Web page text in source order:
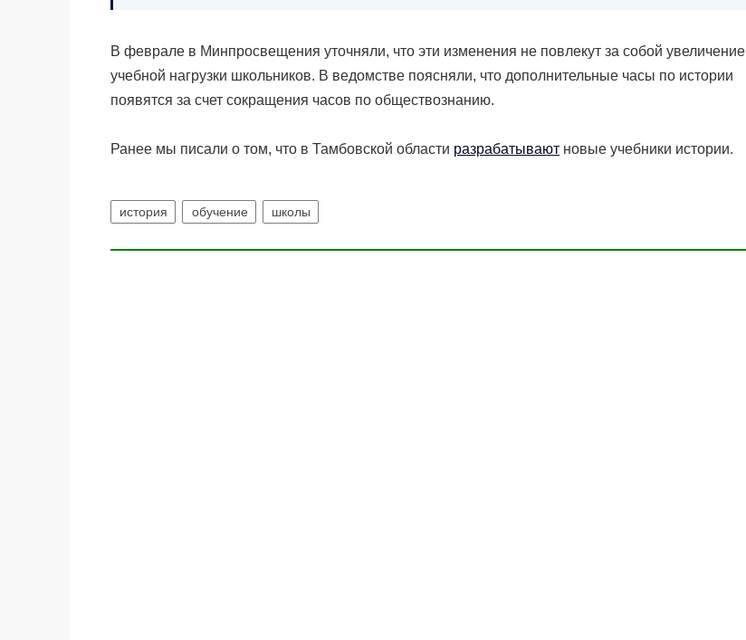
В феврале в Минпросвещения уточняли, что эти изменения не повлекут за собой увеличение
учебной нагрузки школьников. В ведомстве поясняли, что дополнительные часы по истории
появятся за счет сокращения часов по обществознанию.
Ранее мы писали о том, что в Тамбовской области разрабатывают новые учебники истории.
история обучение школы